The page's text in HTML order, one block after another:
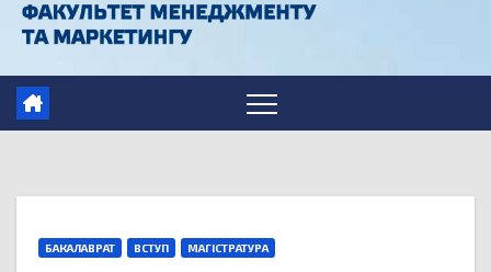
БАКАЛАВРАТ ВСТУП МАГІСТРАТУРА